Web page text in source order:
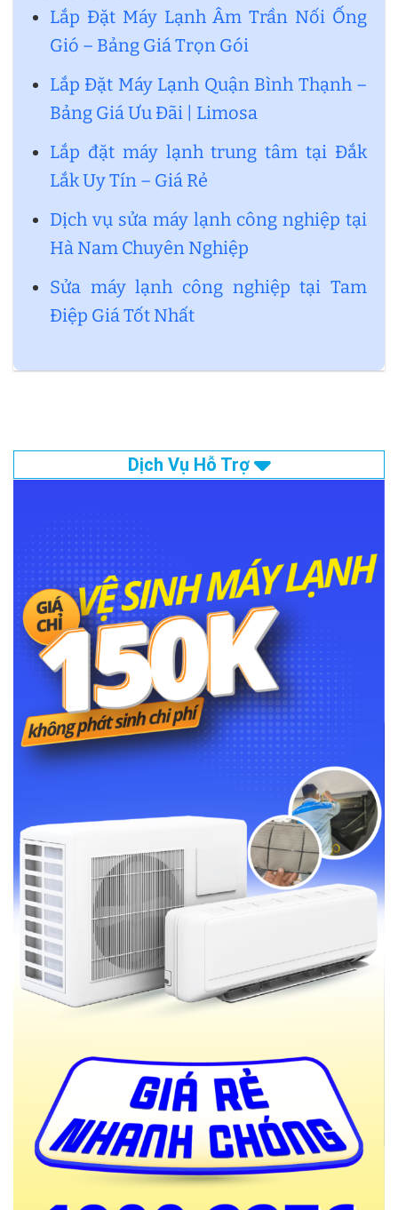
Lắp Đặt Máy Lạnh Âm Trần Nối Ống
Gió – Bảng Giá Trọn Gói
Lắp Đặt Máy Lạnh Quận Bình Thạnh –
Bảng Giá Ưu Đãi | Limosa
Lắp đặt máy lạnh trung tâm tại Đắk
Lắk Uy Tín – Giá Rẻ
Dịch vụ sửa máy lạnh công nghiệp tại
Hà Nam Chuyên Nghiệp
Sửa máy lạnh công nghiệp tại Tam
Điệp Giá Tốt Nhất
Dịch Vụ Hỗ Trợ